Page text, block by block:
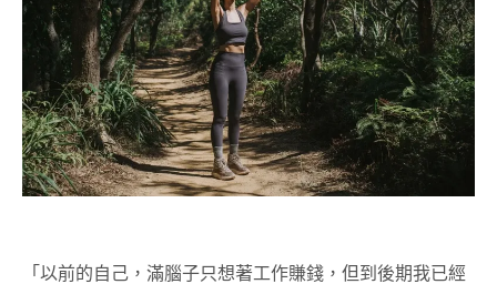
「以前的自己，滿腦子只想著工作賺錢，但到後期我已經